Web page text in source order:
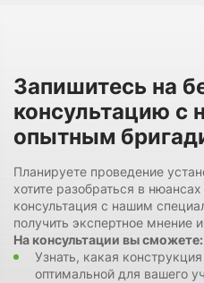
Запишитесь на
консультацию
опытным
Планируете проведение
хотите разобраться в
консультация с нашим
получить экспертное мнение
На консультации вы сможете:
Узнать, какая
оптимальной для вашего